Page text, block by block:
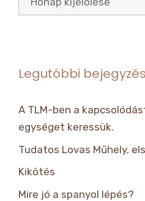
Legutóbbi
A TLM-ben a
egységet keressük.
Tudatos Lovas Műhely,
Kikötés
Mire jó a spanyol lépés?